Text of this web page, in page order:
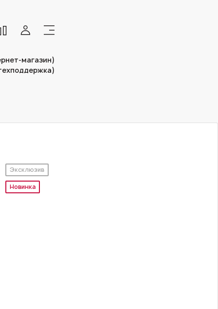
магазин)
Эксклюзив
Новинка